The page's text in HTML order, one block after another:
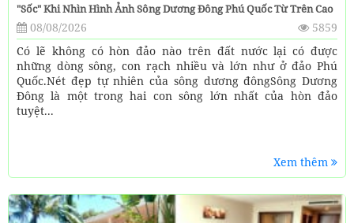
"Sốc" Khi Nhìn Hình Ảnh Sông Dương Đông Phú Quốc Từ Trên Cao
08/08/2026
5859
Có lẽ không có hòn đảo nào trên đất nước lại có được
những dòng sông, con rạch nhiều và lớn như ở đảo Phú
Quốc.Nét đẹp tự nhiên của sông dương đôngSông Dương
Đông là một trong hai con sông lớn nhất của hòn đảo
tuyệt...
Xem thêm